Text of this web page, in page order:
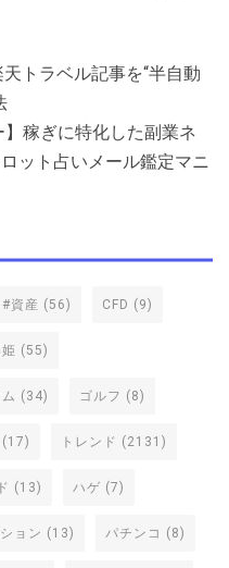
トラベル記事を“半自動
稼ぎに特化した副業ネ
ット占いメール鑑定マニ
#資産 (56) CFD (9)
(55)
(34) ゴルフ (8)
(17) トレンド (2131)
(13) ハゲ (7)
ョン (13) パチンコ (8)